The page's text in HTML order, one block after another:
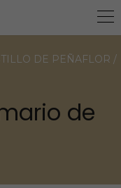
DE PEÑAFLOR /
de